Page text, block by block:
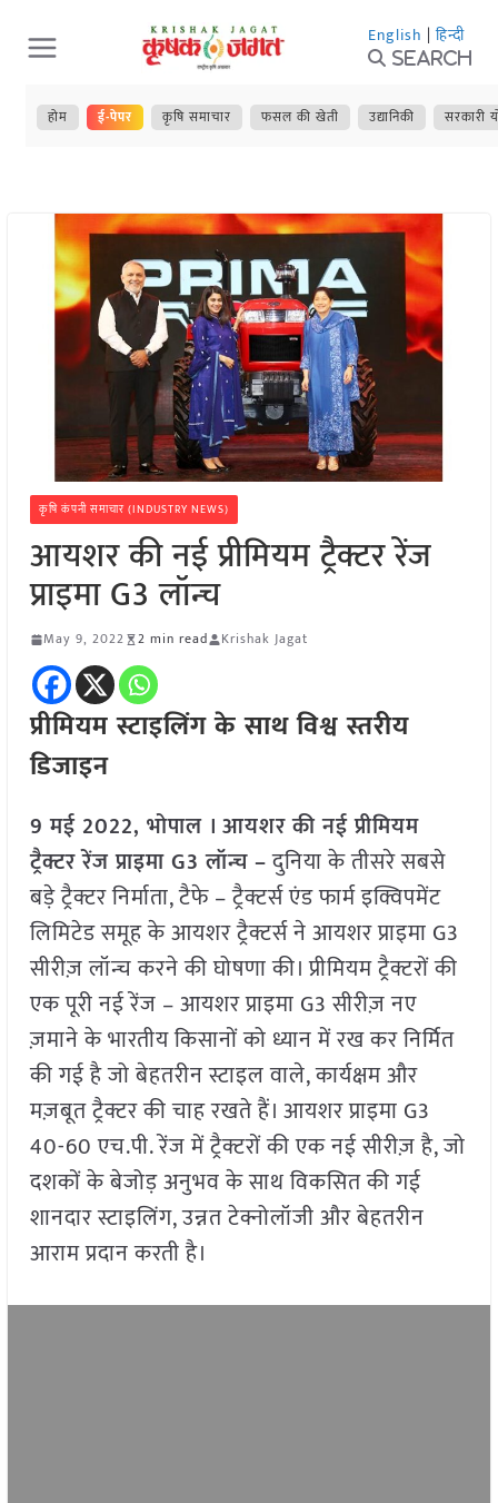
Skip
to
content
English | हिन्दी
Search
होम ई-पेपर कृषि समाचार फसल की खेती उद्यानिकी सरकारी
कृषि कंपनी समाचार (INDUSTRY NEWS)
आयशर की नई प्रीमियम ट्रैक्टर रेंज
प्राइमा G3 लॉन्च
May 9, 2022 2 min read Krishak Jagat
प्रीमियम स्टाइलिंग के साथ विश्व स्तरीय
डिजाइन
9 मई 2022, भोपाल । आयशर की नई प्रीमियम
ट्रैक्टर रेंज प्राइमा G3 लॉन्च –दुनिया के तीसरे सबसे
बड़े ट्रैक्टर निर्माता, टैफे – ट्रैक्टर्स एंड फार्म इक्विपमेंट
लिमिटेड समूह के आयशर ट्रैक्टर्स ने आयशर प्राइमा G3
सीरीज़ लॉन्च करने की घोषणा की। प्रीमियम ट्रैक्टरों की
एक पूरी नई रेंज – आयशर प्राइमा G3 सीरीज़ नए
ज़माने के भारतीय किसानों को ध्यान में रख कर निर्मित
की गई है जो बेहतरीन स्टाइल वाले, कार्यक्षम और
मज़बूत ट्रैक्टर की चाह रखते हैं। आयशर प्राइमा G3
40-60 एच.पी. रेंज में ट्रैक्टरों की एक नई सीरीज़ है, जो
दशकों के बेजोड़ अनुभव के साथ विकसित की गई
शानदार स्टाइलिंग, उन्नत टेक्नोलॉजी और बेहतरीन
आराम प्रदान करती है।